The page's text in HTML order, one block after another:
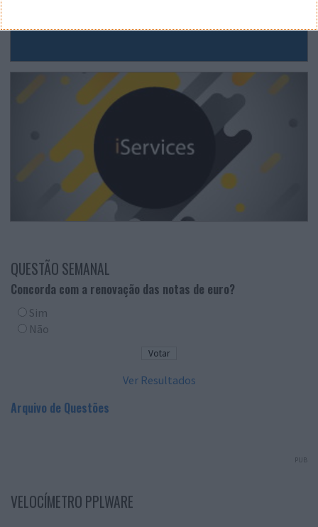
QUESTÃO SEMANAL
Concorda com a renovação das notas de euro?
Sim
Não
Ver Resultados
Arquivo de Questões
PUB
VELOCÍMETRO PPLWARE